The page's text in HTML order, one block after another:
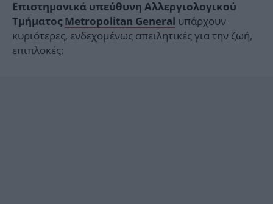
Επιστημονικά υπεύθυνη Αλλεργιολογικού
Τμήματος Μetropolitan General υπάρχουν
κυριότερες, ενδεχομένως απειλητικές για την ζωή,
επιπλοκές: